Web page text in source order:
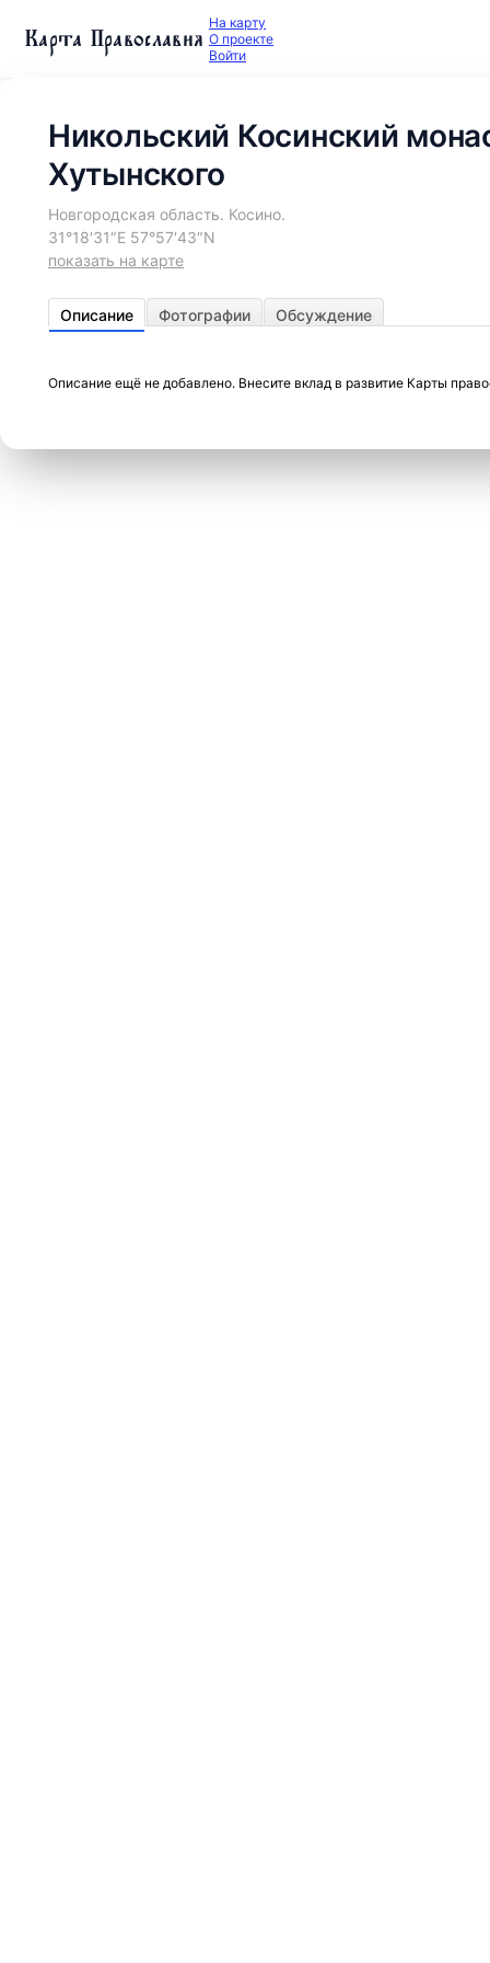
Карта Православия На карту
О проекте
Войти
Никольский Косинский
Хутынского
Новгородская область. Косино.
31°18′31″E 57°57′43″N
показать на карте
Описание Фотографии Обсуждение
Описание ещё не добавлено. Внесите вклад в развитие Карты